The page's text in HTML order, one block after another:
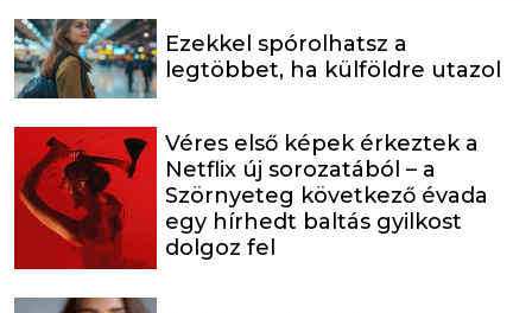
Ezekkel spórolhatsz a
legtöbbet, ha külföldre utazol
Véres első képek érkeztek a
Netflix új sorozatából – a
Szörnyeteg következő évada
egy hírhedt baltás gyilkost
dolgoz fel